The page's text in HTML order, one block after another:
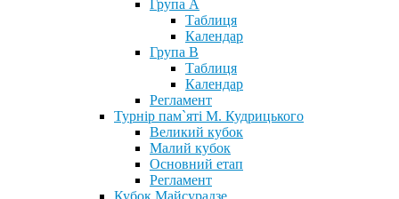
Група А
Таблиця
Календар
Група В
Таблиця
Календар
Регламент
Турнір пам`яті М. Кудрицького
Великий кубок
Малий кубок
Основний етап
Регламент
Кубок Майсурадзе